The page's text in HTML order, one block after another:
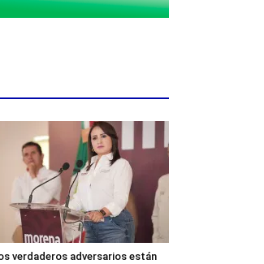
verdaderos adversarios están